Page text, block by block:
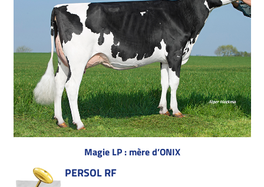
Magie LP : mère d’ONIX
PERSOL RF